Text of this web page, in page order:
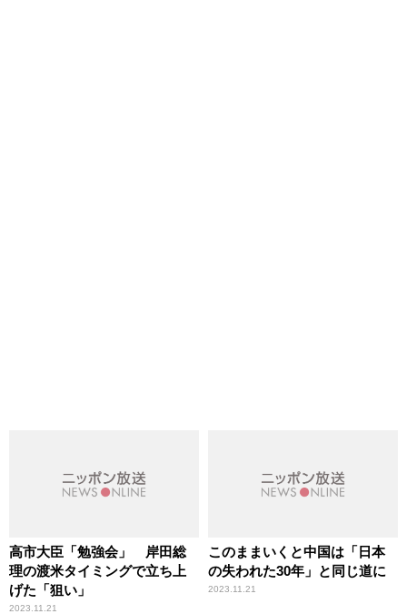
高市大臣「勉強会」 岸田総
理の渡米タイミングで立ち上
げた「狙い」
2023.11.21
このままいくと中国は「日本
の失われた30年」と同じ道に
2023.11.21